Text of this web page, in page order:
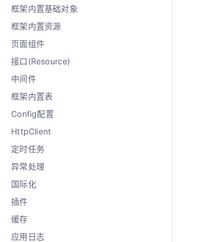
框架内置基础对象
框架内置资源
页面组件
接口(Resource)
中间件
框架内置表
Config配置
HttpClient
定时任务
异常处理
国际化
插件
缓存
应用日志